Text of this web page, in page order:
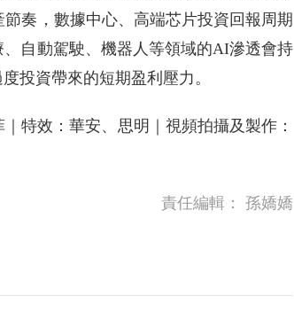
奏，數據中心、高端芯片投資回報周期
自動駕駛、機器人等領域的AI滲透會持
投資帶來的短期盈利壓力。
特效：華安、思明｜視頻拍攝及製作：
責任編輯： 孫嬌嬌